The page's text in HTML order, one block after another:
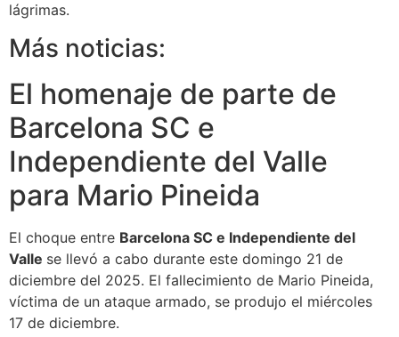
lágrimas.
Más noticias:
El homenaje de parte de
Barcelona SC e
Independiente del Valle
para Mario Pineida
El choque entre Barcelona SC e Independiente del
Valle se llevó a cabo durante este domingo 21 de
diciembre del 2025. El fallecimiento de Mario Pineida,
víctima de un ataque armado, se produjo el miércoles
17 de diciembre.